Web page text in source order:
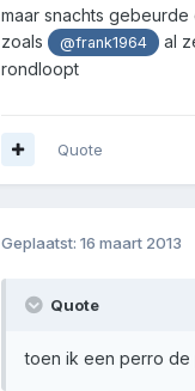
maar snachts
zoals
@frank1964
al
rondloopt
Quote
Geplaatst: 16 maart 2013
Quote
toen ik een perro de